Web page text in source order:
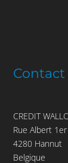
Contact
CREDIT
Rue Albert
4280 Hannut
Belgique